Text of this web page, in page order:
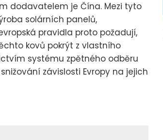
dodavatelem je Čína. Mezi tyto
solárních panelů,
pravidla proto požadují,
kovů pokrýt z vlastního
systému zpětného odběru
závislosti Evropy na jejich